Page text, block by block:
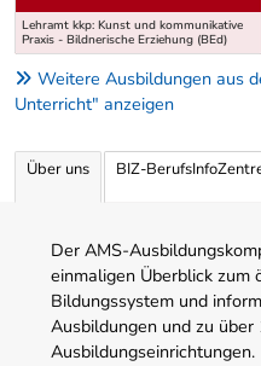
Lehramt kkp: Kunst und kommunikative
Praxis - Bildnerische Erziehung (BEd)
Weitere Ausbildungen aus
Unterricht" anzeigen
Über uns BIZ-
Der AMS-
einmaligen Überblick zum
Bildungssystem und
Ausbildungen und zu über
Ausbildungseinrichtungen.